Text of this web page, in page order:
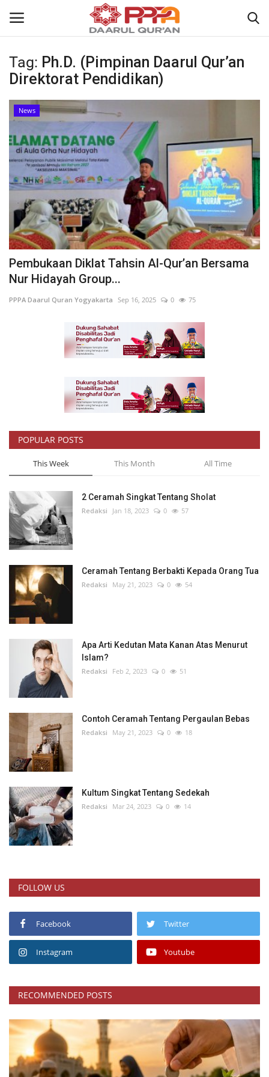
Login Register
Home
Contact
About
News
Wisuda Akbar
Kisah
Tag: Ph.D. (Pimpinan Daarul Qur’an
Direktorat Pendidikan)
News
Pembukaan Diklat Tahsin Al-Qur’an Bersama
Nur Hidayah Group...
PPPA Daarul Quran Yogyakarta Sep 16, 2025 0 75
POPULAR POSTS
This Week This Month All Time
2 Ceramah Singkat Tentang Sholat
Redaksi Jan 18, 2023 0 57
Ceramah Tentang Berbakti Kepada Orang Tua
Redaksi May 21, 2023 0 54
Apa Arti Kedutan Mata Kanan Atas Menurut
Islam?
Redaksi Feb 2, 2023 0 51
Contoh Ceramah Tentang Pergaulan Bebas
Redaksi May 21, 2023 0 18
Kultum Singkat Tentang Sedekah
Redaksi Mar 24, 2023 0 14
FOLLOW US
Facebook Twitter
Instagram Youtube
RECOMMENDED POSTS